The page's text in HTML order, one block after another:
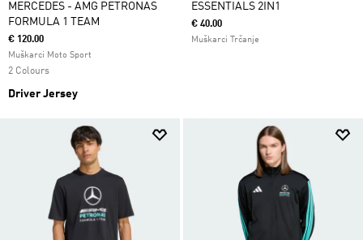
MERCEDES - AMG PETRONAS
FORMULA 1 TEAM
€ 120.00
Muškarci Moto Sport
2 Colours
Driver Jersey
ESSENTIALS 2IN1
€ 40.00
Muškarci Trčanje